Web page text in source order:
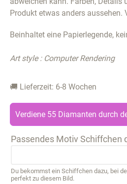
Produkt etwas anders
Beinhaltet eine Papierlegende,
Art style : Computer Rendering
🚚 Lieferzeit: 6-8 Wochen
Verdiene 55 Diamanten durch
Passendes Motiv Schiffchen
Du bekommst ein Schiffchen dazu, bei
perfekt zu diesem Bild.